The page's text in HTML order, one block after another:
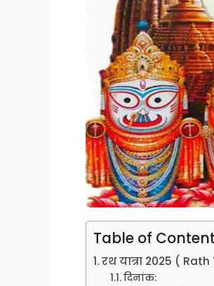
Table of
रथ यात्रा 2025 (
दिनांक: